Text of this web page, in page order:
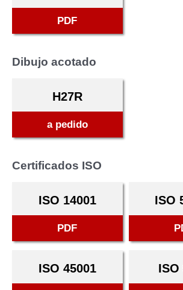
PDF
Dibujo acotado
H27R
a pedido
Certificados ISO
ISO 14001
PDF
ISO
ISO 45001 ISO